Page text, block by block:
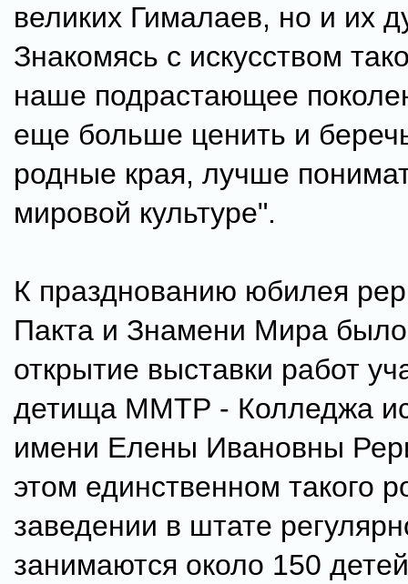
великих Гималаев, но и их
Знакомясь с искусством
наше подрастающее
еще больше ценить и
родные края, лучше
мировой культуре".
К празднованию юбилея
Пакта и Знамени Мира
открытие выставки работ
детища ММТР - Колледжа
имени Елены Ивановны
этом единственном такого
заведении в штате
занимаются около 150